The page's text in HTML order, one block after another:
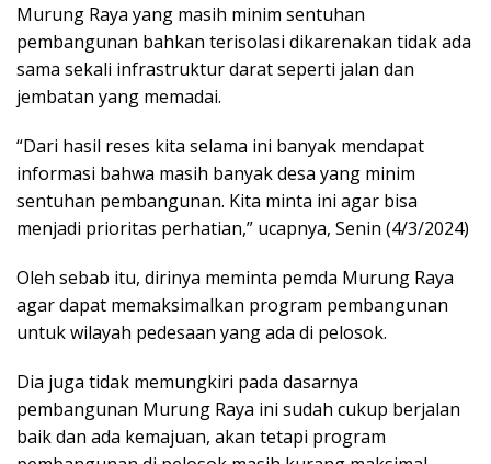
Murung Raya yang masih minim sentuhan
pembangunan bahkan terisolasi dikarenakan tidak ada
sama sekali infrastruktur darat seperti jalan dan
jembatan yang memadai.
“Dari hasil reses kita selama ini banyak mendapat
informasi bahwa masih banyak desa yang minim
sentuhan pembangunan. Kita minta ini agar bisa
menjadi prioritas perhatian,” ucapnya, Senin (4/3/2024)
Oleh sebab itu, dirinya meminta pemda Murung Raya
agar dapat memaksimalkan program pembangunan
untuk wilayah pedesaan yang ada di pelosok.
Dia juga tidak memungkiri pada dasarnya
pembangunan Murung Raya ini sudah cukup berjalan
baik dan ada kemajuan, akan tetapi program